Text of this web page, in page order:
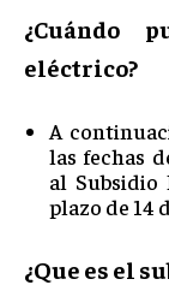
¿Cuándo
eléctrico?
A
las fechas
al Subsidio
plazo de 14
¿Que es el